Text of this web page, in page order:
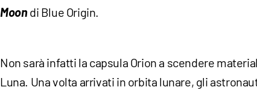
Moondi Blue Origin.
Non sarà infatti la capsula Orion a scendere
Luna. Una volta arrivati in orbita lunare, gli